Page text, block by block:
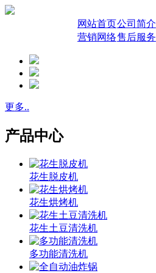
网站首页公司简介
营销网络售后服务
更多..
产品中心
花生脱皮机
花生烘烤机
花生土豆清洗机
多功能清洗机